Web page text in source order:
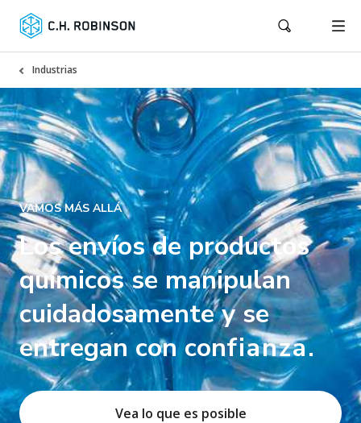
Industrias
VAMOS MÁS ALLÁ
Los envíos de productos
químicos se manipulan
cuidadosamente y se
entregan con confianza.
Vea lo que es posible